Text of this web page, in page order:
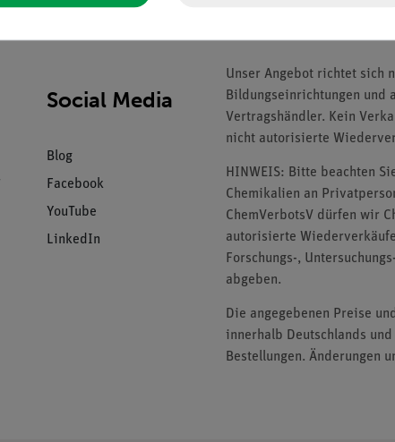
Social Media
Blog
Facebook
YouTube
LinkedIn
Unser Angebot richtet sich
Bildungseinrichtungen und
Vertragshändler. Kein
nicht autorisierte
HINWEIS: Bitte beachten
Chemikalien an
ChemVerbotsV dürfen wir
autorisierte
Forschungs-,
abgeben.
Die angegebenen Preise
innerhalb Deutschlands
Bestellungen. Änderungen